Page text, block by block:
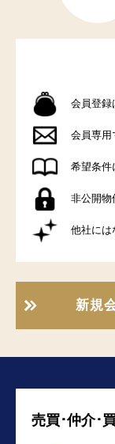
会員登録
会員専用
希望条件
非公開物
他社には
新規
売買･仲介･